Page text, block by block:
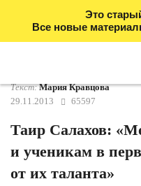
Это
Все новые
Текст:Мария Кравцова
29.11.2013
65597
Таир Салахов:
и ученикам в
от их таланта»